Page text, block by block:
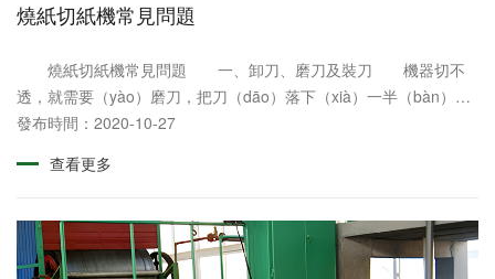
燒紙切紙機常見問題
燒紙切紙機常見問題 一、卸刀、磨刀及裝刀 機器切不
透，就需要（yào）磨刀，把刀（dāo）落下（xià）一半（bàn），
關機把裝刀螺（luó）絲全部鬆開，拿出卸刀（dāo）手柄裝上去，
發布時間：2020-10-27
查看更多